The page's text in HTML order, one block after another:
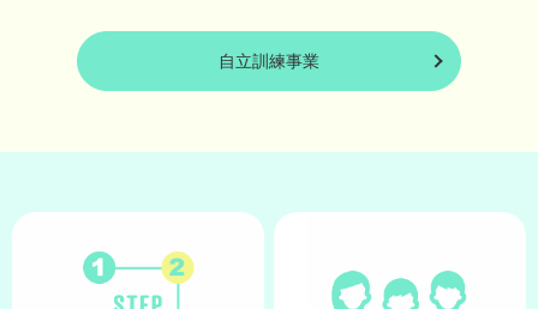
自立訓練事業